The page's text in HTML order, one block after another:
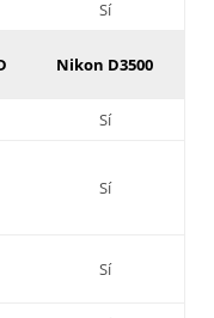
Sí
Nikon D3500
Sí
Sí
Sí